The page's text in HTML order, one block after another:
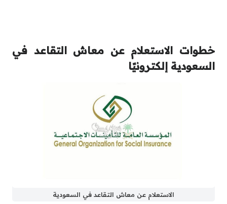
خطوات الاستعلام عن معاش التقاعد في
السعودية إلكترونيًا
الاستعلام عن معاش التقاعد في السعودية